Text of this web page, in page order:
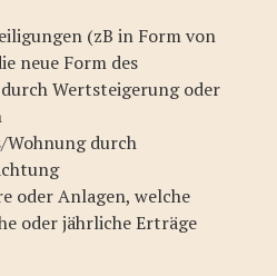
(zB in Form von
neue Form des
Wertsteigerung oder
Wohnung durch
oder Anlagen, welche
oder jährliche Erträge